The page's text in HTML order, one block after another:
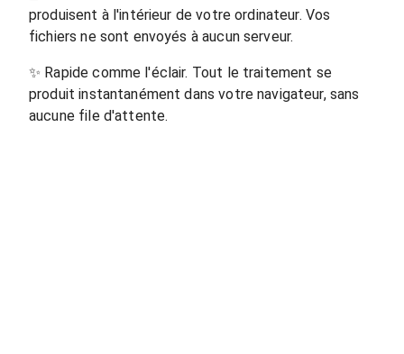
produisent à l'intérieur de votre ordinateur. Vos
fichiers ne sont envoyés à aucun serveur.
✨ Rapide comme l'éclair. Tout le traitement se
produit instantanément dans votre navigateur, sans
aucune file d'attente.